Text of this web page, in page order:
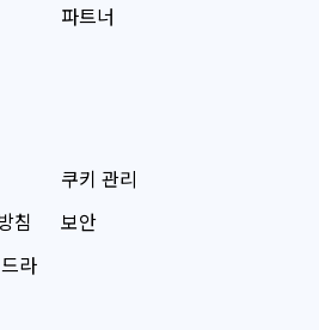
파트너
침
라
쿠키 관리
보안